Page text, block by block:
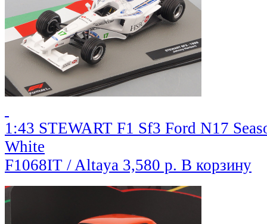
1:43 STEWART F1 Sf3 Ford N17
White
F1068IT / Altaya 3,580 р. В корзину